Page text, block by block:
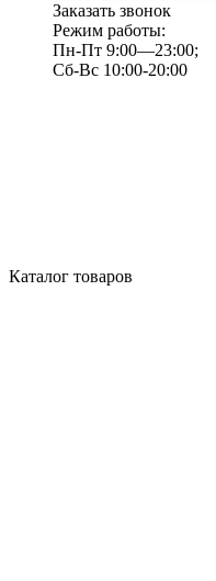
Заказать звонок
Режим работы:
Пн-Пт 9:00—23:00;
Сб-Вс 10:00-20:00
Каталог товаров